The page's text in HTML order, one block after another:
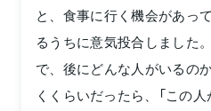
と、食事に行く機会があっ
るうちに意気投合しました
で、後にどんな人がいるの
くくらいだったら、「この